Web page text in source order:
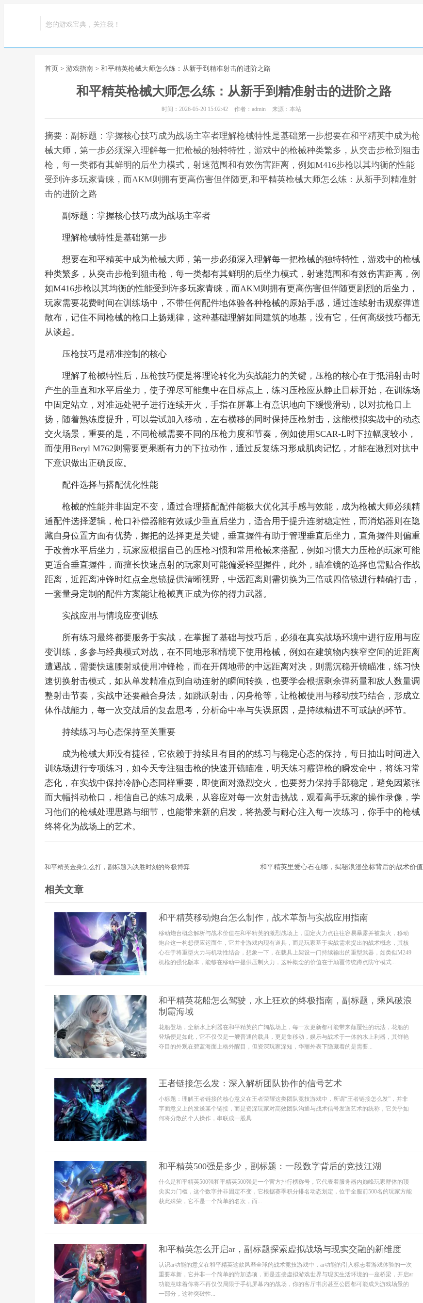
您的游戏宝典，关注我！
首页 > 游戏指南 > 和平精英枪械大师怎么练：从新手到精准射击的进阶之路
和平精英枪械大师怎么练：从新手到精准射击的进阶之路
时间：2026-05-20 15:02:42 作者：admin 来源：本站
摘要：副标题：掌握核心技巧成为战场主宰者理解枪械特性是基础第一步想要在和平精英中成为枪
械大师，第一步必须深入理解每一把枪械的独特特性，游戏中的枪械种类繁多，从突击步枪到狙击
枪，每一类都有其鲜明的后坐力模式，射速范围和有效伤害距离，例如M416步枪以其均衡的性能
受到许多玩家青睐，而AKM则拥有更高伤害但伴随更,和平精英枪械大师怎么练：从新手到精准射
击的进阶之路
副标题：掌握核心技巧成为战场主宰者
理解枪械特性是基础第一步
想要在和平精英中成为枪械大师，第一步必须深入理解每一把枪械的独特特性，游戏中的枪械
种类繁多，从突击步枪到狙击枪，每一类都有其鲜明的后坐力模式，射速范围和有效伤害距离，例
如M416步枪以其均衡的性能受到许多玩家青睐，而AKM则拥有更高伤害但伴随更剧烈的后坐力，
玩家需要花费时间在训练场中，不带任何配件地体验各种枪械的原始手感，通过连续射击观察弹道
散布，记住不同枪械的枪口上扬规律，这种基础理解如同建筑的地基，没有它，任何高级技巧都无
从谈起。
压枪技巧是精准控制的核心
理解了枪械特性后，压枪技巧便是将理论转化为实战能力的关键，压枪的核心在于抵消射击时
产生的垂直和水平后坐力，使子弹尽可能集中在目标点上，练习压枪应从静止目标开始，在训练场
中固定站立，对准远处靶子进行连续开火，手指在屏幕上有意识地向下缓慢滑动，以对抗枪口上
扬，随着熟练度提升，可以尝试加入移动，左右横移的同时保持压枪射击，这能模拟实战中的动态
交火场景，重要的是，不同枪械需要不同的压枪力度和节奏，例如使用SCAR-L时下拉幅度较小，
而使用Beryl M762则需要更果断有力的下拉动作，通过反复练习形成肌肉记忆，才能在激烈对抗中
下意识做出正确反应。
配件选择与搭配优化性能
枪械的性能并非固定不变，通过合理搭配配件能极大优化其手感与效能，成为枪械大师必须精
通配件选择逻辑，枪口补偿器能有效减少垂直后坐力，适合用于提升连射稳定性，而消焰器则在隐
藏自身位置方面有优势，握把的选择更是关键，垂直握件有助于管理垂直后坐力，直角握件则偏重
于改善水平后坐力，玩家应根据自己的压枪习惯和常用枪械来搭配，例如习惯大力压枪的玩家可能
更适合垂直握件，而擅长快速点射的玩家则可能偏爱轻型握件，此外，瞄准镜的选择也需贴合作战
距离，近距离冲锋时红点全息镜提供清晰视野，中远距离则需切换为三倍或四倍镜进行精确打击，
一套量身定制的配件方案能让枪械真正成为你的得力武器。
实战应用与情境应变训练
所有练习最终都要服务于实战，在掌握了基础与技巧后，必须在真实战场环境中进行应用与应
变训练，多参与经典模式对战，在不同地形和情境下使用枪械，例如在建筑物内狭窄空间的近距离
遭遇战，需要快速腰射或使用冲锋枪，而在开阔地带的中远距离对决，则需沉稳开镜瞄准，练习快
速切换射击模式，如从单发精准点到自动连射的瞬间转换，也要学会根据剩余弹药量和敌人数量调
整射击节奏，实战中还要融合身法，如跳跃射击，闪身枪等，让枪械使用与移动技巧结合，形成立
体作战能力，每一次交战后的复盘思考，分析命中率与失误原因，是持续精进不可或缺的环节。
持续练习与心态保持至关重要
成为枪械大师没有捷径，它依赖于持续且有目的的练习与稳定心态的保持，每日抽出时间进入
训练场进行专项练习，如今天专注狙击枪的快速开镜瞄准，明天练习霰弹枪的瞬发命中，将练习常
态化，在实战中保持冷静心态同样重要，即使面对激烈交火，也要努力保持手部稳定，避免因紧张
而大幅抖动枪口，相信自己的练习成果，从容应对每一次射击挑战，观看高手玩家的操作录像，学
习他们的枪械处理思路与细节，也能带来新的启发，将热爱与耐心注入每一次练习，你手中的枪械
终将化为战场上的艺术。
和平精英金身怎么打，副标题为决胜时刻的终极博弈 和平精英里爱心石在哪，揭秘浪漫坐标背后的战术价值
相关文章
和平精英移动炮台怎么制作，战术革新与实战应用指南
移动炮台概念解析与战术价值在和平精英的激烈战场上，固定火力点往往容易暴露并被集火，移动
炮台这一构想便应运而生，它并非游戏内现有道具，而是玩家基于实战需求提出的战术概念，其核
心在于将重型火力与机动性结合，想象一下，在载具上架设一门持续输出的重型武器，如类似M249
机枪的强化版本，能够在移动中提供压制火力，这种概念的价值在于颠覆传统蹲点防守模式...
和平精英花船怎么驾驶，水上狂欢的终极指南，副标题，乘风破浪
制霸海域
花船登场，全新水上利器在和平精英的广阔战场上，每一次更新都可能带来颠覆性的玩法，花船的
登场便是如此，它不仅仅是一艘普通的载具，更是集移动，娱乐与战术于一体的水上利器，其鲜艳
夺目的外观在碧蓝海面上格外醒目，但资深玩家深知，华丽外表下隐藏着的是需要...
王者链接怎么发：深入解析团队协作的信号艺术
小标题：理解王者链接的核心意义在王者荣耀这类团队竞技游戏中，所谓“王者链接怎么发”，并非
字面意义上的发送某个链接，而是资深玩家对高效团队沟通与战术信号发送艺术的统称，它关乎如
何将分散的个人操作，串联成一股具...
和平精英500强是多少，副标题：一段数字背后的竞技江湖
什么是和平精英500强和平精英500强是一个官方排行榜称号，它代表着服务器内巅峰玩家群体的顶
尖实力门槛，这个数字并非固定不变，它根据赛季积分排名动态划定，位于全服前500名的玩家方能
获此殊荣，它不是一个简单的名次，而...
和平精英怎么开启ar，副标题探索虚拟战场与现实交融的新维度
认识ar功能的意义在和平精英这款风靡全球的战术竞技游戏中，ar功能的引入标志着游戏体验的一次
重要革新，它并非一个简单的附加选项，而是连接虚拟游戏世界与现实生活环境的一座桥梁，开启ar
功能意味着你将不再仅仅局限于手机屏幕内的战场，你的客厅书房甚至公园都可能成为游戏场景的
一部分，这种突破性...